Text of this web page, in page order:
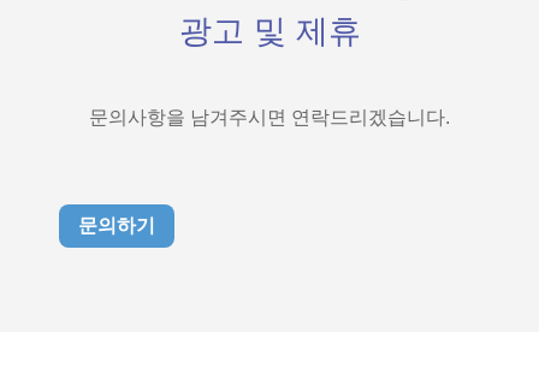
광고 및 제휴
문의사항을 남겨주시면 연락드리겠습니다.
문의하기